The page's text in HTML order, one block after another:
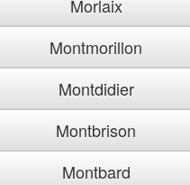
Morlaix
Montmorillon
Montdidier
Montbrison
Montbard